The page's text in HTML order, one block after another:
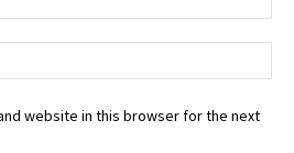
website in this browser for the next